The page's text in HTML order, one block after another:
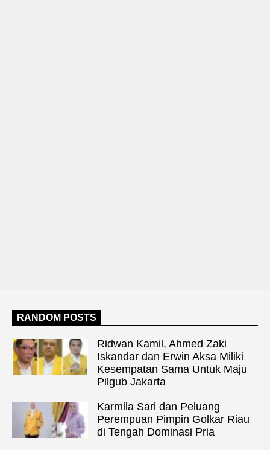
RANDOM POSTS
Ridwan Kamil, Ahmed Zaki
Iskandar dan Erwin Aksa Miliki
Kesempatan Sama Untuk Maju
Pilgub Jakarta
Karmila Sari dan Peluang
Perempuan Pimpin Golkar Riau
di Tengah Dominasi Pria